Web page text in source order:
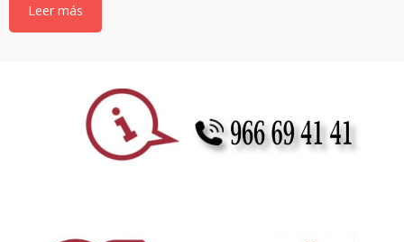
Leer más